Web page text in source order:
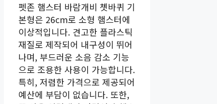
펫존 햄스터 바람개비 쳇바퀴 기
본형은 26cm로 소형 햄스터에
이상적입니다. 견고한 플라스틱
재질로 제작되어 내구성이 뛰어
나며, 부드러운 소음 감소 기능
으로 조용한 사용이 가능합니다.
특히, 저렴한 가격으로 제공되어
예산에 부담이 없습니다. 또한,